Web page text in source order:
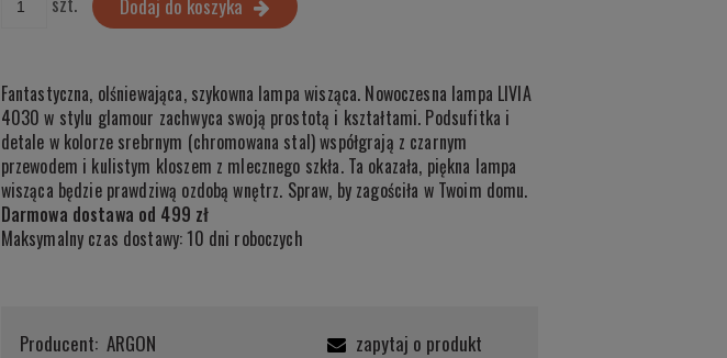
Dodaj do koszyka
Fantastyczna, olśniewająca, szykowna lampa wisząca. Nowoczesna lampa LIVIA
4030 w stylu glamour zachwyca swoją prostotą i kształtami. Podsufitka i
detale w kolorze srebrnym (chromowana stal) współgrają z czarnym
przewodem i kulistym kloszem z mlecznego szkła. Ta okazała, piękna lampa
wisząca będzie prawdziwą ozdobą wnętrz. Spraw, by zagościła w Twoim domu.
Darmowa dostawa od 499 zł
Maksymalny czas dostawy: 10 dni roboczych
Producent: ARGON
zapytaj o produkt